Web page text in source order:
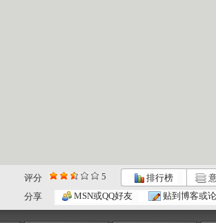
评分 5 排行榜
分享
MSN或QQ好友 贴到博客或